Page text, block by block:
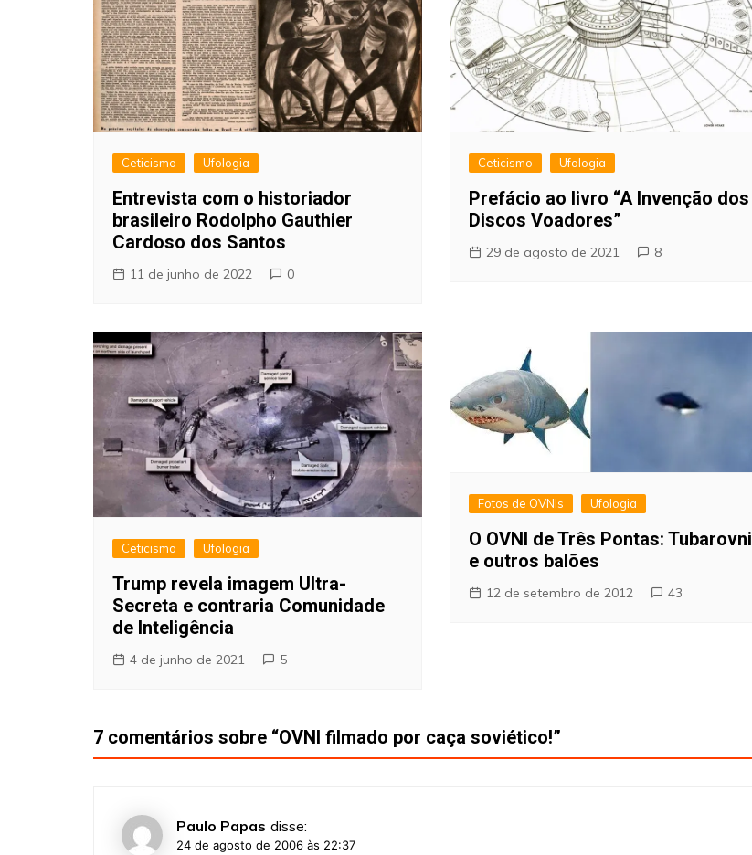
Ceticismo Ufologia
Entrevista com o historiador
brasileiro Rodolpho Gauthier
Cardoso dos Santos
11 de junho de 2022 0
Ceticismo Ufologia
Prefácio ao livro “A Invenção dos
Discos Voadores”
29 de agosto de 2021 8
Ceticismo Ufologia
Trump revela imagem Ultra-
Secreta e contraria Comunidade
de Inteligência
4 de junho de 2021 5
Fotos de OVNIs Ufologia
O OVNI de Três Pontas: Tubarovni
e outros balões
12 de setembro de 2012 43
7 comentários sobre “OVNI filmado por caça soviético!”
Paulo Papas disse:
24 de agosto de 2006 às 22:37